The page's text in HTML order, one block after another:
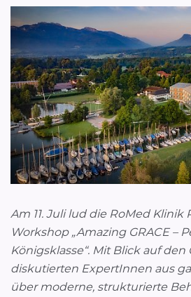
Am 11. Juli lud die RoMed Klinik
Workshop „Amazing GRACE –
Königsklasse“. Mit Blick auf den
diskutierten ExpertInnen aus
über moderne, strukturierte